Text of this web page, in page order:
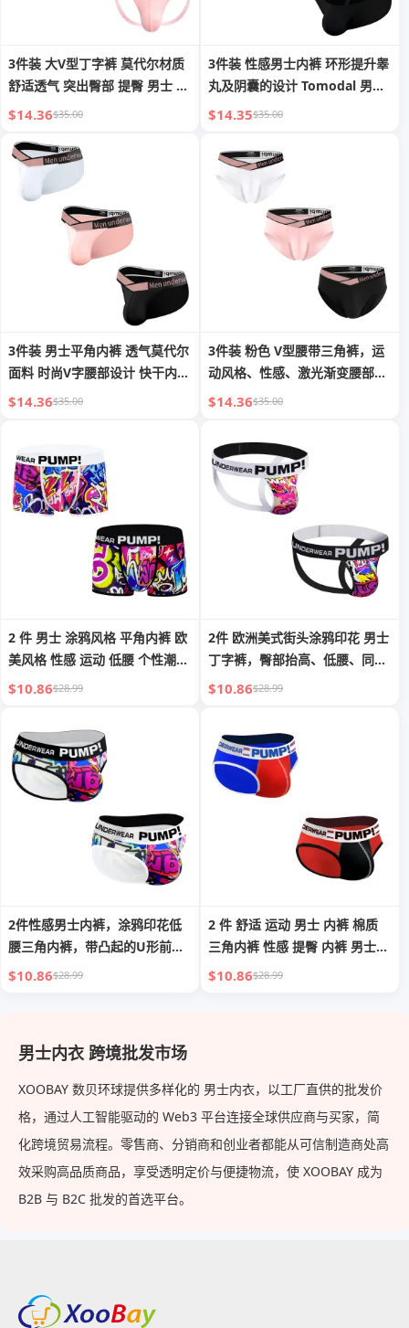
3件装 大V型丁字裤 莫代尔材质
舒适透气 突出臀部 提臀 男士 运
动健身 双丁字裤设计
$14.36$35.00
3件装 性感男士内裤 环形提升睾
丸及阴囊的设计 Tomodal 男士
内裤 运动健身内裤
$14.35$35.00
3件装 男士平角内裤 透气莫代尔
面料 时尚V字腰部设计 快干内衣
U形凸起三角裆 高叉设计
$14.36$35.00
3件装 粉色 V型腰带三角裤，运
动风格、性感、激光渐变腰部设
计，Modal 面料，舒适运动感，
$14.36$35.00
2 件 男士 涂鸦风格 平角内裤 欧
美风格 性感 运动 低腰 个性潮流
款 男士内衣
$10.86$28.99
2件 欧洲美式街头涂鸦印花 男士
丁字裤，臀部抬高、低腰、同性
恋双丁字裤
$10.86$28.99
2件性感男士内裤，涂鸦印花低
腰三角内裤，带凸起的U形前
袋，男士时尚内裤
$10.86$28.99
2 件 舒适 运动 男士 内裤 棉质
三角内裤 性感 提臀 内裤 男士
时尚 内衣
$10.86$28.99
男士内衣 跨境批发市场
XOOBAY 数贝环球提供多样化的 男士内衣，以工厂直供的批发价
格，通过人工智能驱动的 Web3 平台连接全球供应商与买家，简
化跨境贸易流程。零售商、分销商和创业者都能从可信制造商处高
效采购高品质商品，享受透明定价与便捷物流，使 XOOBAY 成为
B2B 与 B2C 批发的首选平台。